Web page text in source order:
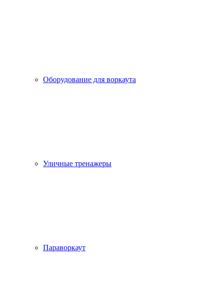
Оборудование для воркаута
Уличные тренажеры
Параворкаут